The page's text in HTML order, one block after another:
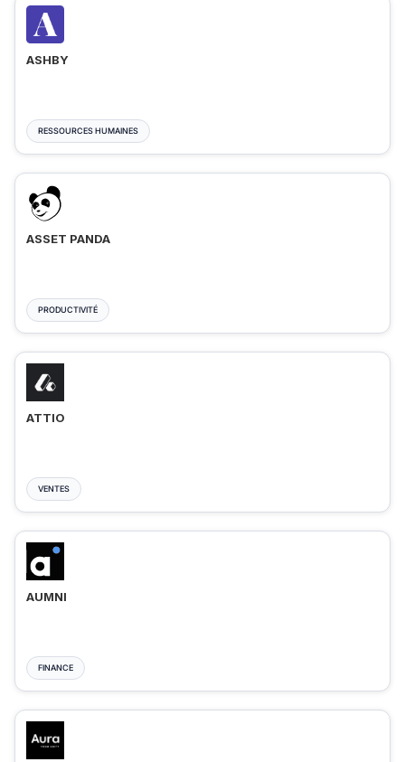
ASHBY
RESSOURCES HUMAINES
ASSET PANDA
PRODUCTIVITÉ
ATTIO
VENTES
AUMNI
FINANCE